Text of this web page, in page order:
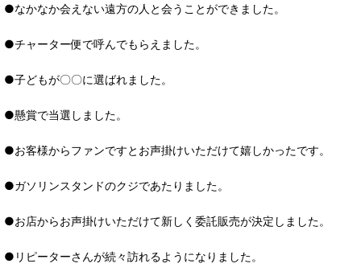
●なかなか会えない遠方の人と会うことができました。
●チャーター便で呼んでもらえました。
●子どもが〇〇に選ばれました。
●懸賞で当選しました。
●お客様からファンですとお声掛けいただけて嬉しかったです。
●ガソリンスタンドのクジであたりました。
●お店からお声掛けいただけて新しく委託販売が決定しました。
●リピーターさんが続々訪れるようになりました。